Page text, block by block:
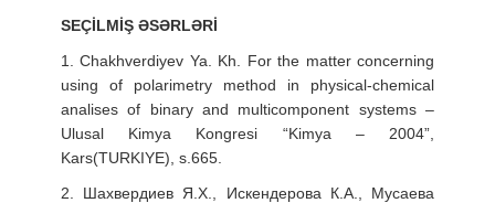
SEÇİLMİŞ ƏSƏRLƏRİ
1. Chakhverdiyev Ya. Kh. For the matter concerning
using of polarimetry method in physical-chemical
analises of binary and multicomponent systems –
Ulusal Kimya Kongresi “Kimya – 2004”,
Kars(TURKIYE), s.665.
2. Шахвердиев Я.Х., Искендерова К.А., Мусаева